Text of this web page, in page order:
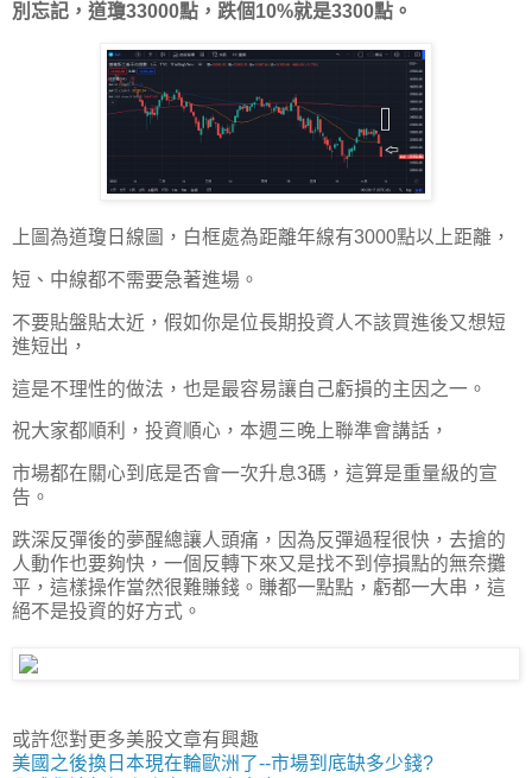
別忘記，道瓊33000點，跌個10%就是3300點。
上圖為道瓊日線圖，白框處為距離年線有3000點以上距離，
短、中線都不需要急著進場。
不要貼盤貼太近，假如你是位長期投資人不該買進後又想短
進短出，
這是不理性的做法，也是最容易讓自己虧損的主因之一。
祝大家都順利，投資順心，本週三晚上聯準會講話，
市場都在關心到底是否會一次升息3碼，這算是重量級的宣
告。
跌深反彈後的夢醒總讓人頭痛，因為反彈過程很快，去搶的
人動作也要夠快，一個反轉下來又是找不到停損點的無奈攤
平，這樣操作當然很難賺錢。賺都一點點，虧都一大串，這
絕不是投資的好方式。
或許您對更多美股文章有興趣
美國之後換日本現在輪歐洲了--市場到底缺多少錢?